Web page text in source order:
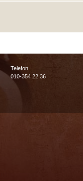
Telefon
010-354 22 36